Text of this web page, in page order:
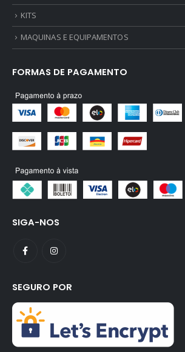
KITS
MAQUINAS E EQUIPAMENTOS
FORMAS DE PAGAMENTO
SIGA-NOS
SEGURO POR